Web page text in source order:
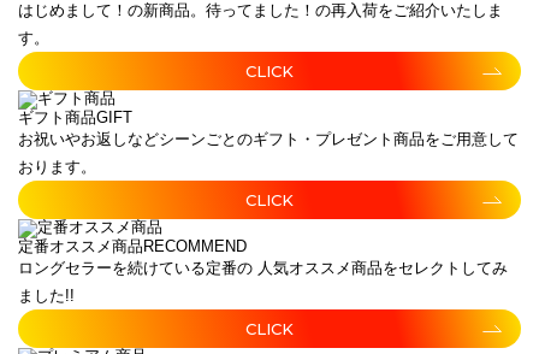
はじめまして！の新商品。待ってました！の再入荷をご紹介いたしま
す。
CLICK
ギフト商品GIFT
お祝いやお返しなどシーンごとのギフト・プレゼント商品をご用意して
おります。
CLICK
定番オススメ商品 RECOMMEND
ロングセラーを続けている定番の 人気オススメ商品をセレクトしてみ
ました!!
CLICK